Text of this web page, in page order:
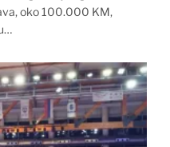
oko 100.000 KM,